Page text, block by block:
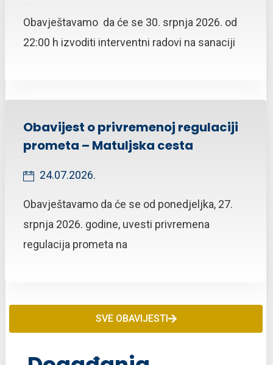
Obavještavamo da će se 30. srpnja 2026. od
22:00 h izvoditi interventni radovi na sanaciji
Obavijest o privremenoj regulaciji
prometa – Matuljska cesta
24.07.2026.
Obavještavamo da će se od ponedjeljka, 27.
srpnja 2026. godine, uvesti privremena
regulacija prometa na
SVE OBAVIJESTI